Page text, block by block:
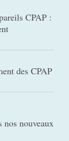
CPAP :
des CPAP
nos nouveaux